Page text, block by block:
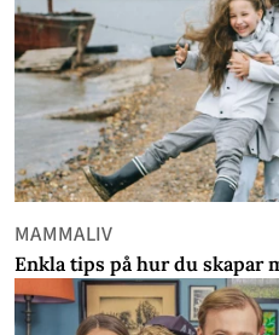
MAMMALIV
Enkla tips på hur du